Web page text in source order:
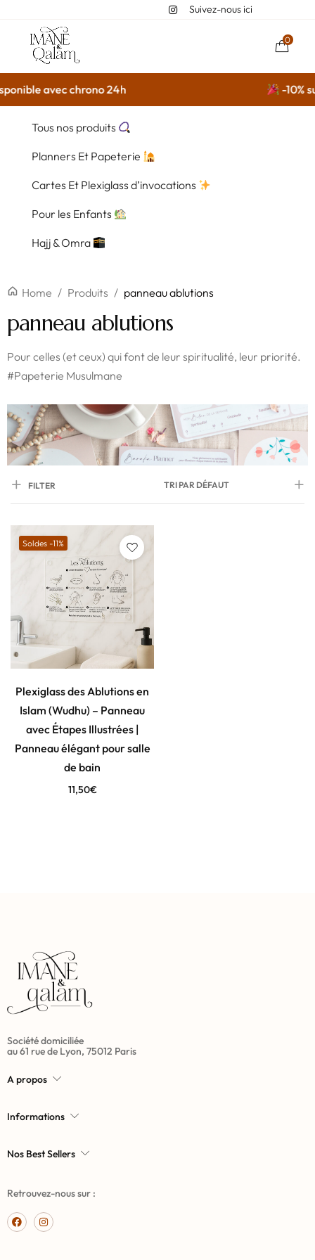
Suivez-nous ici
0
avec chrono 24h -10%
Tous nos produits
Planners Et Papeterie
Cartes Et Plexiglass d’invocations
Pour les Enfants
Hajj & Omra
Home / Produits / panneau ablutions
panneau ablutions
Pour celles (et ceux) qui font de leur spiritualité, leur priorité.
#Papeterie Musulmane
FILTER TRI PAR DÉFAUT
Soldes -11%
Plexiglass des Ablutions en
Islam (Wudhu) – Panneau
avec Étapes Illustrées |
Panneau élégant pour salle
de bain
11,50€
Société domiciliée
au 61 rue de Lyon, 75012 Paris
A propos
Informations
Nos Best Sellers
Retrouvez-nous sur :